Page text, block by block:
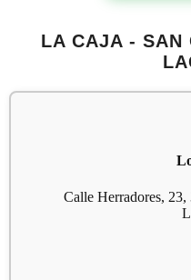
LA CAJA - SAN
Calle Herradores,